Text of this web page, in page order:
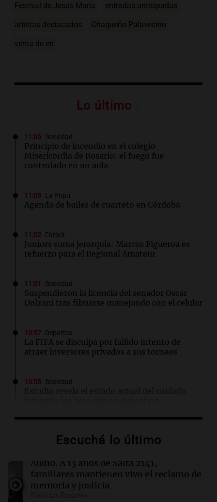
Festival de Jesús María entradas anticipadas
artistas destacados Chaqueño Palavecino
venta de en
Lo último
11:06 Sociedad
Principio de incendio en el colegio
Misericordia de Rosario: el fuego fue
controlado en un aula
11:03 La Popu
Agenda de bailes de cuarteto en Córdoba
11:02 Fútbol
Juniors suma jerarquía: Marcos Figueroa es
refuerzo para el Regional Amateur
11:01 Sociedad
Suspendieron la licencia del senador Oscar
Dolzani tras filmarse manejando con el celular
10:57 Deportes
La FIFA se disculpa por fallido intento de
atraer inversores privados a sus torneos
10:55 Sociedad
Estudio revela el estado actual del cuidado
A 13 años de Salta 2141, familiares mantienen
10:47 Sociedad
Quién era la mujer quemada por su esposo que
Escuchá lo último
Audio. A 13 años de Salta 2141,
familiares mantienen vivo el reclamo de
memoria y justicia